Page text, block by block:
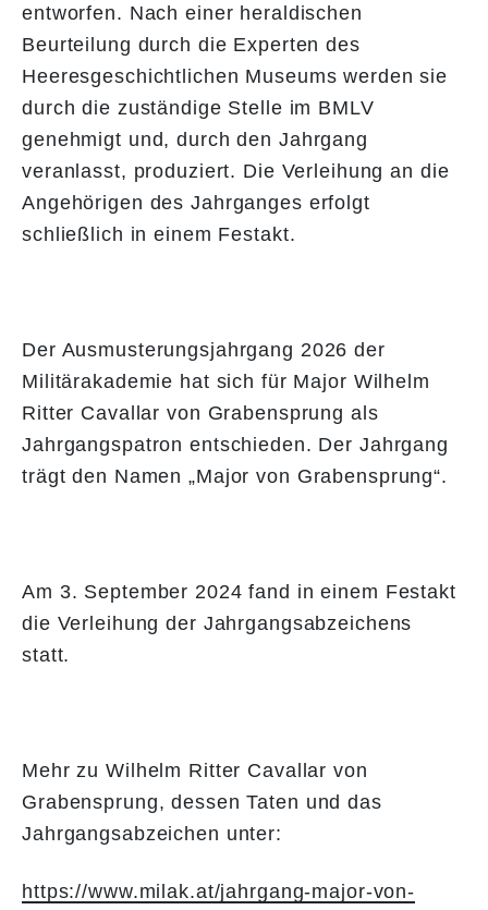
entworfen. Nach einer heraldischen
Beurteilung durch die Experten des
Heeresgeschichtlichen Museums werden sie
durch die zuständige Stelle im BMLV
genehmigt und, durch den Jahrgang
veranlasst, produziert. Die Verleihung an die
Angehörigen des Jahrganges erfolgt
schließlich in einem Festakt.
Der Ausmusterungsjahrgang 2026 der
Militärakademie hat sich für Major Wilhelm
Ritter Cavallar von Grabensprung als
Jahrgangspatron entschieden. Der Jahrgang
trägt den Namen „Major von Grabensprung“.
Am 3. September 2024 fand in einem Festakt
die Verleihung der Jahrgangsabzeichens
statt.
Mehr zu Wilhelm Ritter Cavallar von
Grabensprung, dessen Taten und das
Jahrgangsabzeichen unter:
https://www.milak.at/jahrgang-major-von-